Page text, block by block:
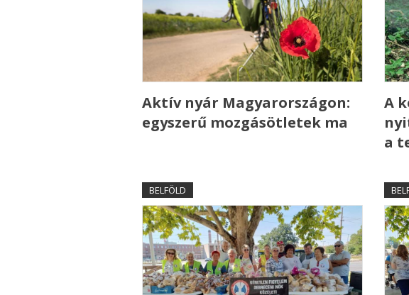
Aktív nyár Magyarországon:
egyszerű mozgásötletek ma
A
a
BELFÖLD